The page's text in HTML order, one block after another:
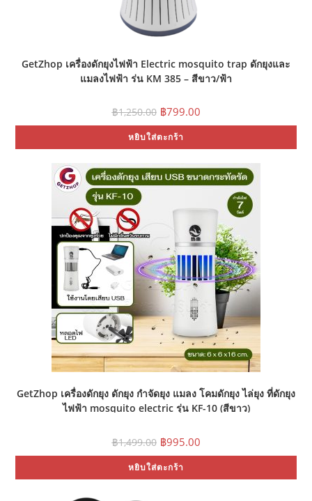
GetZhop เครื่องดักยุงไฟฟ้า Electric mosquito trap ดักยุงและ
แมลงไฟฟ้า รุ่น KM 385 – สีขาว/ฟ้า
฿1,250.00 Original
price
was:
฿1,250.00.
฿799.00Current
price
is:
หยิบใส่ตะกร้า
GetZhop เครื่องดักยุง ดักยุง กำจัดยุง แมลง โคมดักยุง ไล่ยุง ที่ดักยุง
ไฟฟ้า mosquito electric รุ่น KF-10 (สีขาว)
฿1,499.00 Original
price
was:
฿1,499.00.
฿995.00Current
price
is:
หยิบใส่ตะกร้า